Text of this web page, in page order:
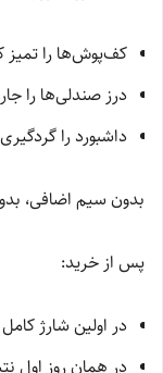
کف‌پوش‌ها را تمیز
درز صندلی‌ها را
داشبورد را
بدون سیم اضافی،
پس از خرید:
در اولین شارژ
در همان روز اول